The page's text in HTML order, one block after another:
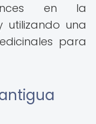
en la
utilizando una
para